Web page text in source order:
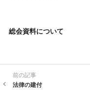
総会資料について
前の記事
法律の建付